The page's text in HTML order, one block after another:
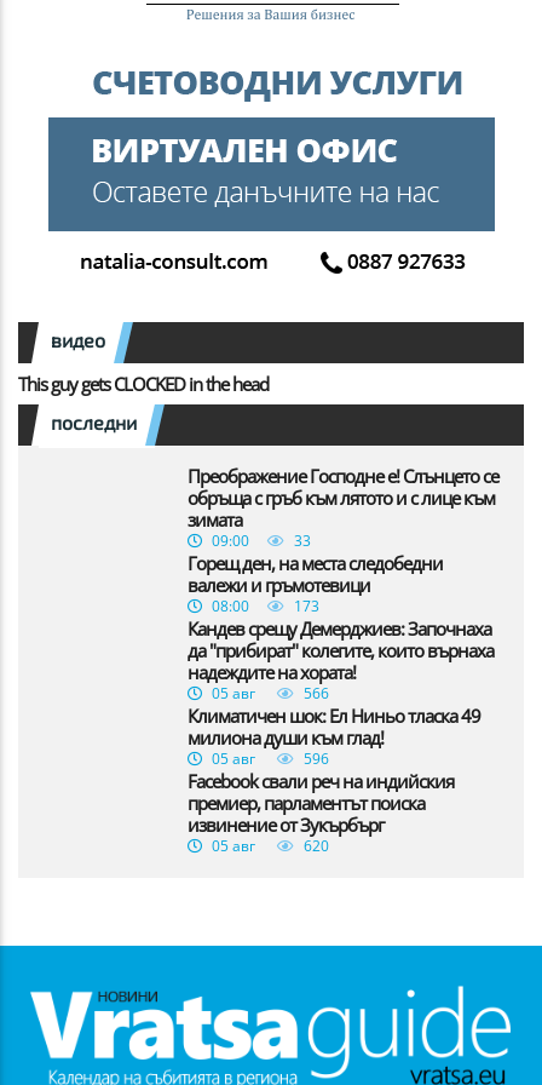
видео
This guy gets CLOCKED in the head
последни
Преображение Господне е! Слънцето се
обръща с гръб към лятото и с лице към
зимата
09:00 33
Горещ ден, на места следобедни
валежи и гръмотевици
08:00 173
Кандев срещу Демерджиев: Започнаха
да "прибират" колегите, които върнаха
надеждите на хората!
05 авг 566
Климатичен шок: Ел Ниньо тласка 49
милиона души към глад!
05 авг 596
Facebook свали реч на индийския
премиер, парламентът поиска
извинение от Зукърбърг
05 авг 620